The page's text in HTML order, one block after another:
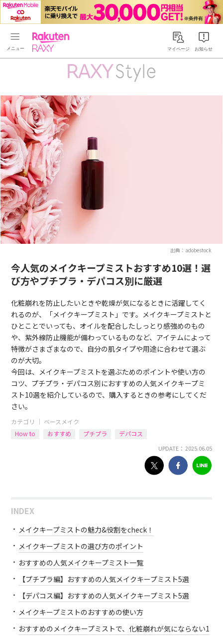
Rakuten RAXYマイページ お知らせ
出典：adobestock
今人気のメイクキープミストおすすめ10選！選
び方やプチプラ・デパコス別に厳選
化粧崩れを防止したいときや乾燥が気になるときに活躍してく
れるのが、「メイクキープミスト」です。メイクキープミストと
ひとことでいっても、オイルを配合したしっとり感強めのもの
や、紫外線防止機能が備わっているものなど、アイテムによって
特徴がさまざまなので、自分の肌タイプや用途に合わせて選ぶ
のが大切。
今回は、メイクキープミストを選ぶためのポイントや使い方の
コツ、プチプラ・デパコス別におすすめの人気メイクキープミ
スト10選を紹介しているので、購入するときの参考にしてくだ
さい。
カテゴリ ｜ ベースメイク
How to
おすすめ プチプラ デパコス
UPDATE： 2025.06.05
INDEX
メイクキープミストの魅力&役割をcheck！
メイクキープミストの選び方のポイント
おすすめの人気メイクキープミスト一覧
【プチプラ編】おすすめの人気メイクキープミスト5選
【デパコス編】おすすめの人気メイクキープミスト5選
メイクキープミストのおすすめの使い方
おすすめのメイクキープミストで、化粧崩れが気にならない1